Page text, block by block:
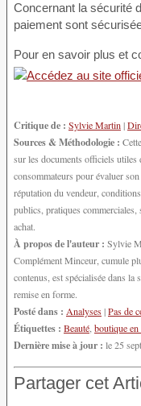
Concernant la sécurité
paiement sont
Pour en savoir plus et
Critique de : Sylvie Martin|
Sources & Méthodologie :
sur les documents officiels utiles
consommateurs pour évaluer
réputation du vendeur,
publics, pratiques
achat.
À propos de l'auteur : Sylvie
Complément Minceur, cumule
contenus, est spécialisée dans la
remise en forme.
Posté dans : Analyses|Pas de
Étiquettes : Beauté boutique
Dernière mise à jour : le 25
Partager cet